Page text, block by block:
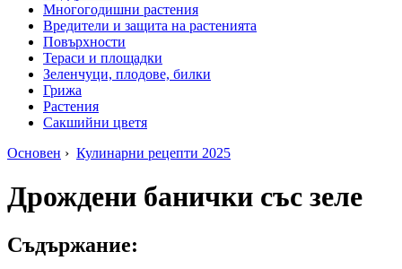
Многогодишни растения
Вредители и защита на растенията
Повърхности
Тераси и площадки
Зеленчуци, плодове, билки
Грижа
Растения
Сакшийни цветя
Основен › Кулинарни рецепти 2025
Дрождени банички със зеле
Съдържание: